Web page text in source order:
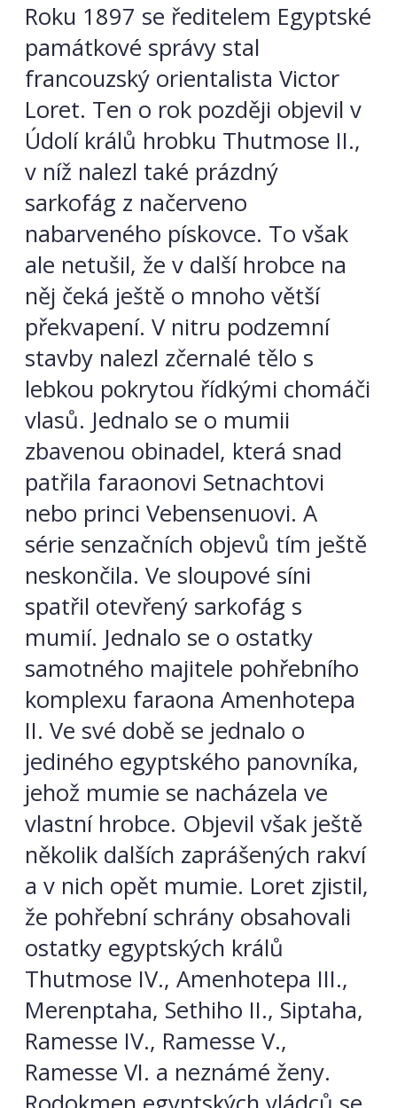
Roku 1897 se ředitelem Egyptské
památkové správy stal
francouzský orientalista Victor
Loret. Ten o rok později objevil v
Údolí králů hrobku Thutmose II.,
v níž nalezl také prázdný
sarkofág z načerveno
nabarveného pískovce. To však
ale netušil, že v další hrobce na
něj čeká ještě o mnoho větší
překvapení. V nitru podzemní
stavby nalezl zčernalé tělo s
lebkou pokrytou řídkými chomáči
vlasů. Jednalo se o mumii
zbavenou obinadel, která snad
patřila faraonovi Setnachtovi
nebo princi Vebensenuovi. A
série senzačních objevů tím ještě
neskončila. Ve sloupové síni
spatřil otevřený sarkofág s
mumií. Jednalo se o ostatky
samotného majitele pohřebního
komplexu faraona Amenhotepa
II. Ve své době se jednalo o
jediného egyptského panovníka,
jehož mumie se nacházela ve
vlastní hrobce. Objevil však ještě
několik dalších zaprášených rakví
a v nich opět mumie. Loret zjistil,
že pohřební schrány obsahovali
ostatky egyptských králů
Thutmose IV., Amenhotepa III.,
Merenptaha, Sethiho II., Siptaha,
Ramesse IV., Ramesse V.,
Ramesse VI. a neznámé ženy.